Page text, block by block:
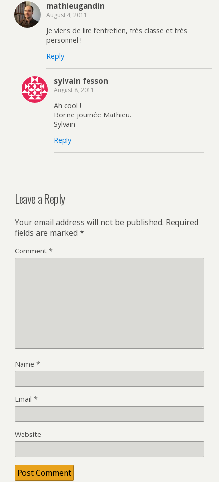
mathieugandin
August 4, 2011
Je viens de lire l’entretien, très classe et très
personnel !
Reply
sylvain fesson
August 8, 2011
Ah cool !
Bonne journée Mathieu.
Sylvain
Reply
Leave a Reply
Your email address will not be published. Required
fields are marked *
Comment *
Name *
Email *
Website